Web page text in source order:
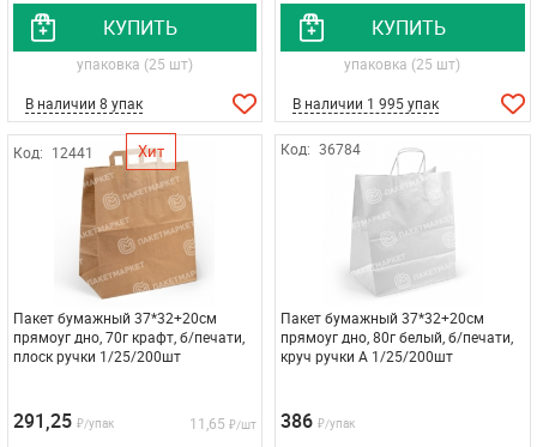
КУПИТЬ
упаковка (25 шт)
В наличии 8 упак
КУПИТЬ
упаковка (25 шт)
В наличии 1 995 упак
Код: 12441 Хит
Пакет бумажный 37*32+20см
прямоуг дно, 70г крафт, б/печати,
плоск ручки 1/25/200шт
291,25 ₽/упак 11,65 ₽/шт
Код: 36784
Пакет бумажный 37*32+20см
прямоуг дно, 80г белый, б/печати,
круч ручки A 1/25/200шт
386 ₽/упак